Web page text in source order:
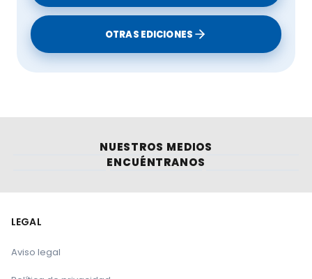
OTRAS EDICIONES
NUESTROS MEDIOS
ENCUÉNTRANOS
LEGAL
Aviso legal